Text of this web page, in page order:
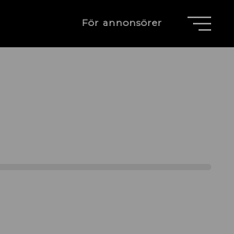
För annonsörer